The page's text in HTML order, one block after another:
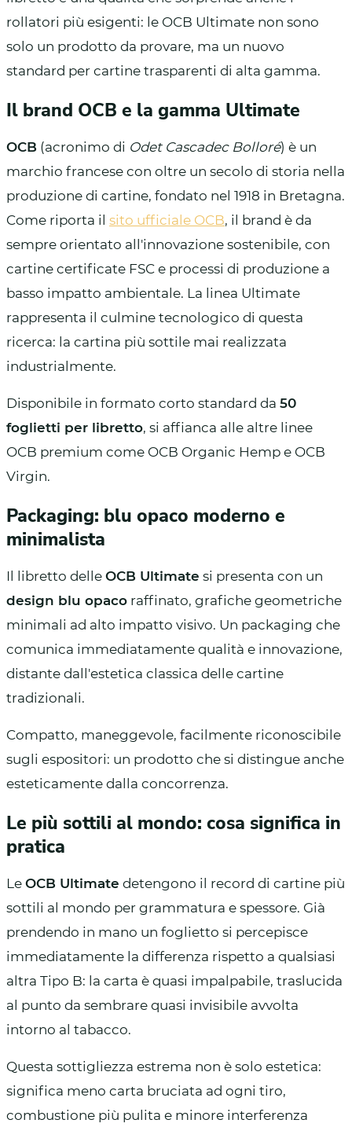
rollatori più esigenti: le OCB Ultimate non sono
solo un prodotto da provare, ma un nuovo
standard per cartine trasparenti di alta gamma.
Il brand OCB e la gamma Ultimate
OCB (acronimo di Odet Cascadec Bolloré) è un
marchio francese con oltre un secolo di storia nella
produzione di cartine, fondato nel 1918 in Bretagna.
Come riporta il sito ufficiale OCB, il brand è da
sempre orientato all'innovazione sostenibile, con
cartine certificate FSC e processi di produzione a
basso impatto ambientale. La linea Ultimate
rappresenta il culmine tecnologico di questa
ricerca: la cartina più sottile mai realizzata
industrialmente.
Disponibile in formato corto standard da 50
foglietti per libretto, si affianca alle altre linee
OCB premium come OCB Organic Hemp e OCB
Virgin.
Packaging: blu opaco moderno e
minimalista
Il libretto delle OCB Ultimate si presenta con un
design blu opaco raffinato, grafiche geometriche
minimali ad alto impatto visivo. Un packaging che
comunica immediatamente qualità e innovazione,
distante dall'estetica classica delle cartine
tradizionali.
Compatto, maneggevole, facilmente riconoscibile
sugli espositori: un prodotto che si distingue anche
esteticamente dalla concorrenza.
Le più sottili al mondo: cosa significa in
pratica
Le OCB Ultimate detengono il record di cartine più
sottili al mondo per grammatura e spessore. Già
prendendo in mano un foglietto si percepisce
immediatamente la differenza rispetto a qualsiasi
altra Tipo B: la carta è quasi impalpabile, traslucida
al punto da sembrare quasi invisibile avvolta
intorno al tabacco.
Questa sottigliezza estrema non è solo estetica:
significa meno carta bruciata ad ogni tiro,
combustione più pulita e minore interferenza